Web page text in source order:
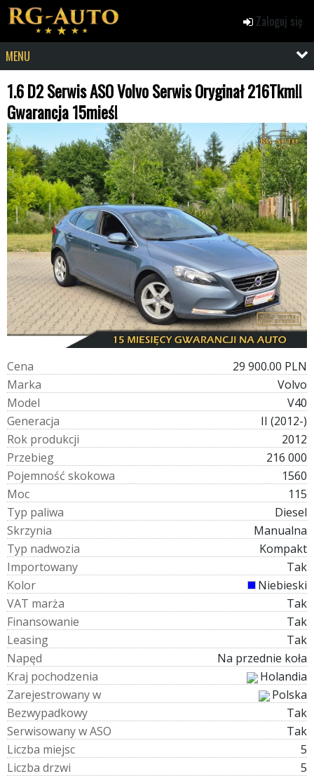
Zaloguj się
MENU
1.6 D2 Serwis ASO Volvo Serwis Oryginał 216Tkm!!
Gwarancja 15mieś!
Cena
29 900.00 PLN
Marka
Volvo
Model
V40
Generacja
II (2012-)
Rok produkcji
2012
Przebieg
216 000
Pojemność skokowa
1560
Moc
115
Typ paliwa
Diesel
Skrzynia
Manualna
Typ nadwozia
Kompakt
Importowany
Tak
Kolor
Niebieski
VAT marża
Tak
Finansowanie
Tak
Leasing
Tak
Napęd
Na przednie koła
Kraj pochodzenia
Holandia
Zarejestrowanyw
Polska
Bezwypadkowy
Tak
SerwisowanywASO
Tak
Liczba miejsc
5
Liczba drzwi
5